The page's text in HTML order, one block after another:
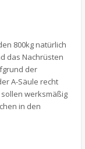
800kg natürlich
das Nachrüsten
der
A-Säule recht
werksmäßig
in den